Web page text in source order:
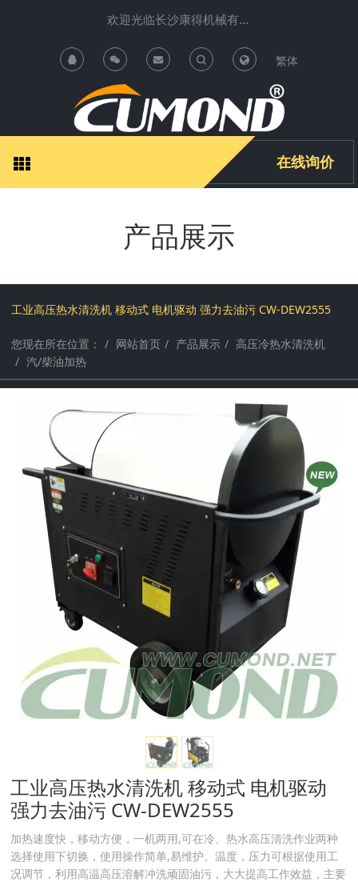
欢迎光临长沙康得机械有限公司清洗机项目运营中心 !
T
o
g
g
l
S
e
a
h
T
o
g
g
S
e
a
r
繁体
在线询价
产品展示
工业高压热水清洗机 移动式 电机驱动 强力去油污 CW-DEW2555
您现在所在位置： 网站首页 产品展示
高压冷热水清洗机
汽/柴油加热
工业高压热水清洗机 移动式 电机驱动
强力去油污 CW-DEW2555
加热速度快，移动方便，一机两用,可在冷、热水高压清洗作业两种
选择使用下切换，使用操作简单,易维护。温度，压力可根据使用工
况调节，利用高温高压溶解冲洗顽固油污，大大提高工作效益，主要